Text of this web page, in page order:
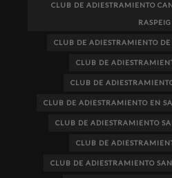
CLUB DE ADIESTRAMIENTO
RASPEIG
CLUB DE ADIESTRAMIENTO
CLUB DE
CLUB DE
CLUB DE ADIESTRAMIENTO EN
CLUB DE ADIESTRAMIENTO
CLUB DE
CLUB DE ADIESTRAMIENTO